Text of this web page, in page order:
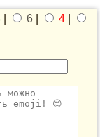
6 4